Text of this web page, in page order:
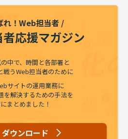
れ！Web担当者 /
応援マガジン
中で、時間と各部署と
戦うWeb担当者のために
サイトの運用業務に
を解決するための手法を
まとめました！
ウンロード